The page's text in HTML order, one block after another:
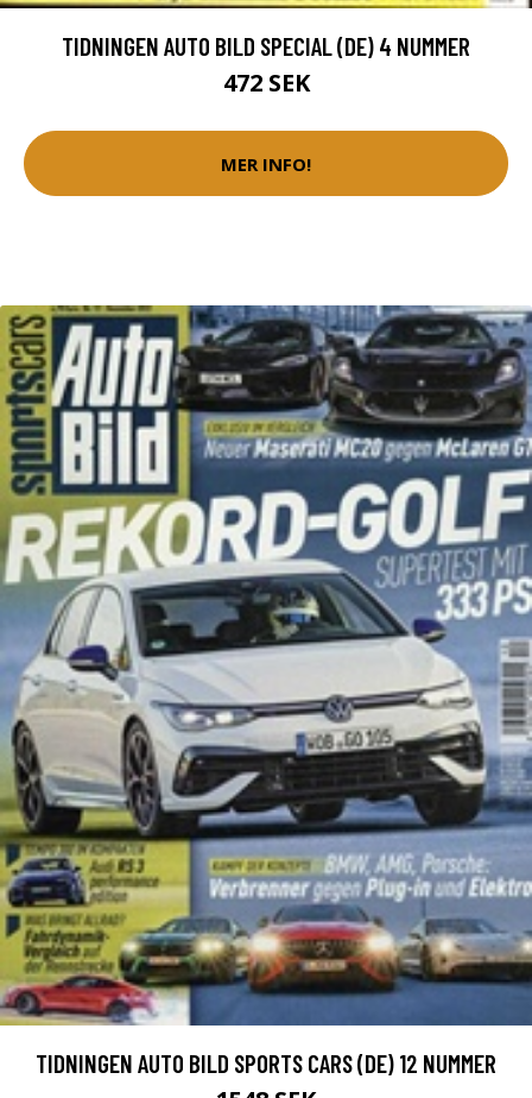
TIDNINGEN AUTO BILD SPECIAL (DE) 4 NUMMER
472 SEK
MER INFO!
TIDNINGEN AUTO BILD SPORTS CARS (DE) 12 NUMMER